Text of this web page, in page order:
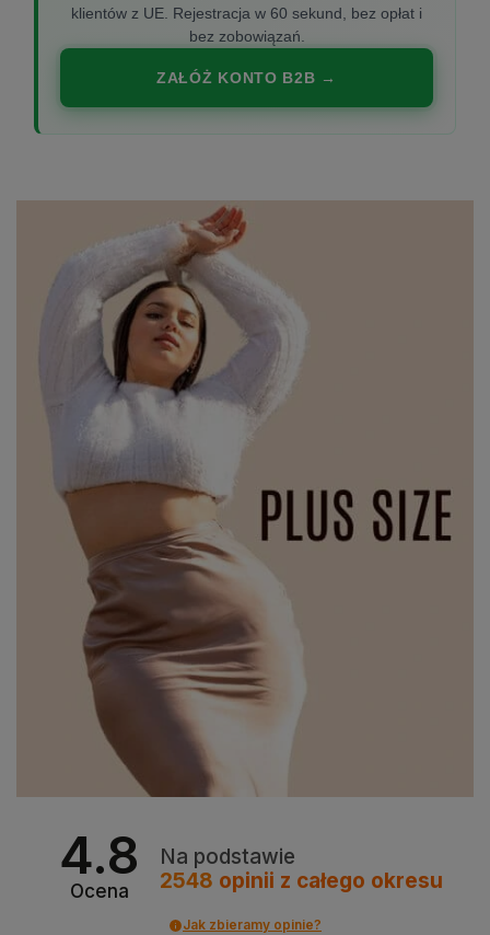
klientów z UE. Rejestracja w 60 sekund, bez opłat i
bez zobowiązań.
ZAŁÓŻ KONTO B2B →
4.8
Ocena
Na podstawie
2548 opinii z całego okresu
Jak zbieramy opinie?